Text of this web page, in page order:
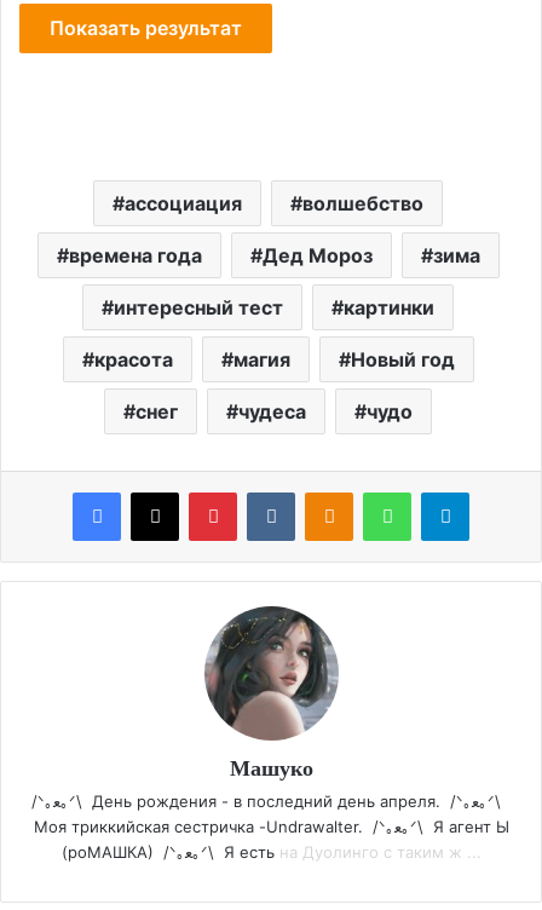
ассоциация волшебство
времена года Дед Мороз зима
интересный тест картинки
красота магия Новый год
снег чудеса чудо
Машуко
/ᐠ｡ﻌ｡ᐟ\ День рождения - в последний день апреля. /ᐠ｡ﻌ｡ᐟ\
Моя триккийская сестричка -Undrawalter. /ᐠ｡ﻌ｡ᐟ\ Я агент Ы
(роМАШКА) /ᐠ｡ﻌ｡ᐟ\ Я есть на Дуолинго с таким ж ...